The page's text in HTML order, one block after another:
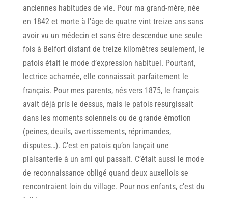
anciennes habitudes de vie. Pour ma grand-mère, née
en 1842 et morte à l’âge de quatre vint treize ans sans
avoir vu un médecin et sans être descendue une seule
fois à Belfort distant de treize kilomètres seulement, le
patois était le mode d’expression habituel. Pourtant,
lectrice acharnée, elle connaissait parfaitement le
français. Pour mes parents, nés vers 1875, le français
avait déjà pris le dessus, mais le patois resurgissait
dans les moments solennels ou de grande émotion
(peines, deuils, avertissements, réprimandes,
disputes…). C’est en patois qu’on lançait une
plaisanterie à un ami qui passait. C’était aussi le mode
de reconnaissance obligé quand deux auxellois se
rencontraient loin du village. Pour nos enfants, c’est du